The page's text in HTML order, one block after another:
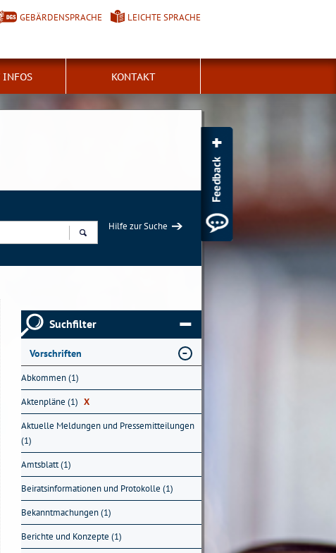
GEBÄRDENSPRACHE LEICHTE SPRACHE
KONTAKT
Hilfe zur Suche
Suchfilter
Vorschriften
Abkommen (1)
Aktenpläne (1) X
Aktuelle Meldungen und Pressemitteilungen
(1)
Amtsblatt (1)
Beiratsinformationen und Protokolle (1)
Bekanntmachungen (1)
Berichte und Konzepte (1)